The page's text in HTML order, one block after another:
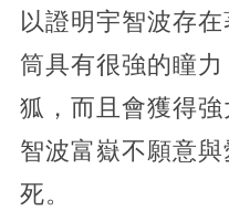
以證明宇智波存
筒具有很強的瞳
狐，而且會獲得
智波富嶽不願意
死。